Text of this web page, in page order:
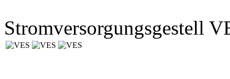
Stromversorgungsgestell